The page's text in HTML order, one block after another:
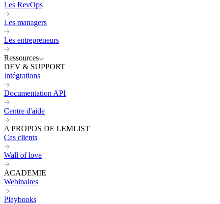
Les RevOps
Les managers
Les entrepreneurs
Ressources
DEV & SUPPORT
Intégrations
Documentation API
Centre d'aide
A PROPOS DE LEMLIST
Cas clients
Wall of love
ACADEMIE
Webinaires
Playbooks